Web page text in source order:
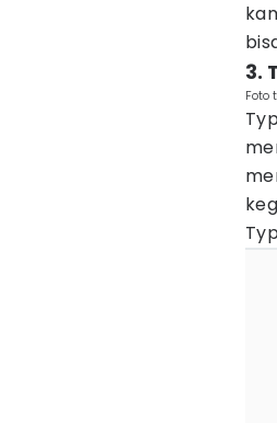
3.
Foto